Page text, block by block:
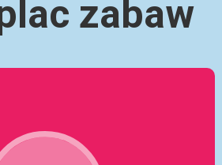
zabaw